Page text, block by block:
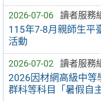
2026-07-06 讀者服務
115年7-8月親師生平
活動
2026-07-02 讀者服務
2026因材網高級中等
群科等科目「暑假自